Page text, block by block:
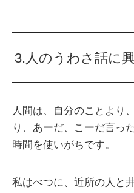
3.人のうわさ話に
人間は、自分のことより
り、あーだ、こーだ言っ
時間を使いがちです。
私はべつに、近所の人と